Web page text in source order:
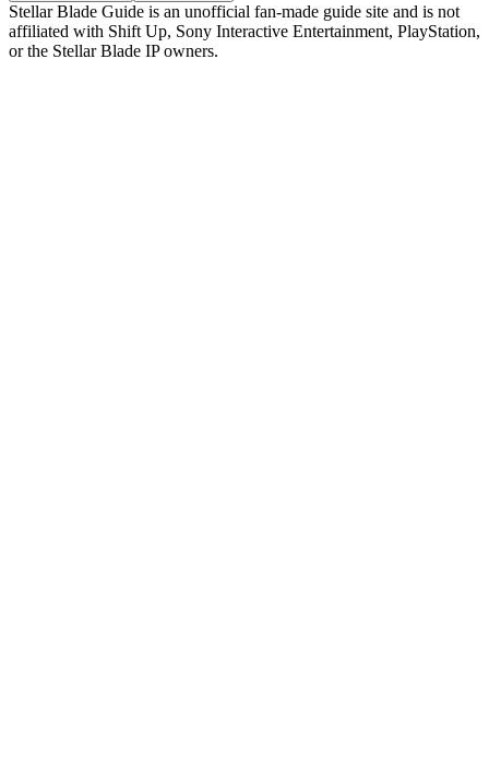
Stellar Blade Guide is an unofficial fan-made guide site and is not
affiliated with Shift Up, Sony Interactive Entertainment, PlayStation,
or the Stellar Blade IP owners.